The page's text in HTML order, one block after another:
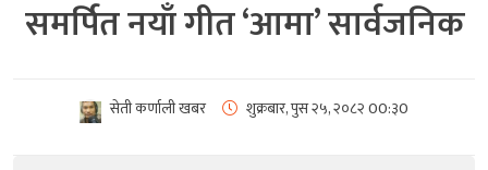
समर्पित नयाँ गीत ‘आमा’ सार्वजनिक
सेती कर्णाली खबर शुक्रबार, पुस २५, २०८२00:३0